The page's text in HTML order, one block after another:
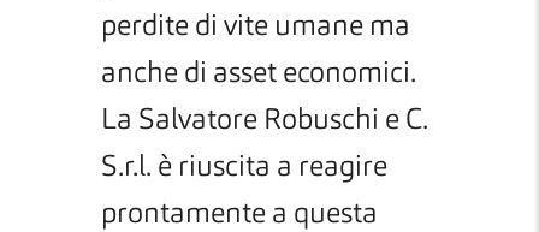
perdite di vite umane ma
anche di asset economici.
La Salvatore Robuschi e C.
S.r.l. è riuscita a reagire
prontamente a questa